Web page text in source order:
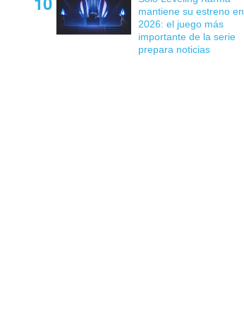
mantiene su estreno en
2026: el juego más
importante de la serie
prepara noticias